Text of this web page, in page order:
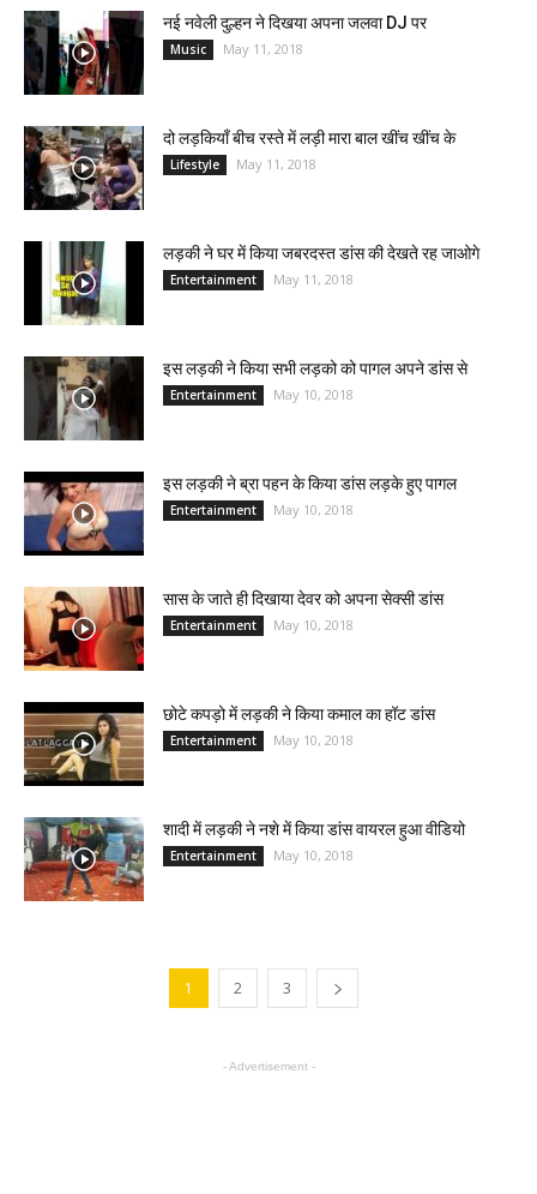
नई नवेली दुल्हन ने दिखया अपना जलवा DJ पर
Music May 11, 2018
दो लड़कियाँ बीच रस्ते में लड़ी मारा बाल खींच खींच के
Lifestyle May 11, 2018
लड़की ने घर में किया जबरदस्त डांस की देखते रह जाओगे
Entertainment May 11, 2018
इस लड़की ने किया सभी लड़को को पागल अपने डांस से
Entertainment May 10, 2018
इस लड़की ने ब्रा पहन के किया डांस लड़के हुए पागल
Entertainment May 10, 2018
सास के जाते ही दिखाया देवर को अपना सेक्सी डांस
Entertainment May 10, 2018
छोटे कपड़ो में लड़की ने किया कमाल का हॉट डांस
Entertainment May 10, 2018
शादी में लड़की ने नशे में किया डांस वायरल हुआ वीडियो
Entertainment May 10, 2018
1 2 3
- Advertisement -